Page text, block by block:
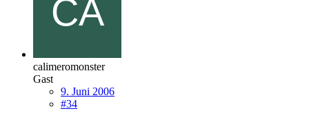
calimeromonster
Gast
9. Juni 2006
#34